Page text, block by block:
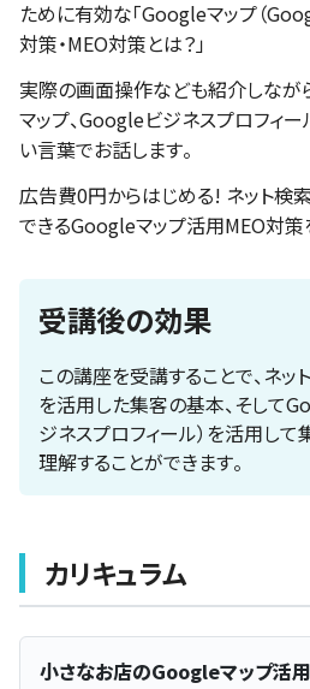
ために有効な「Googleマップ（
対策・MEO対策とは？」
実際の画面操作なども紹介しなが
マップ、Googleビジネスプロフィ
い言葉でお話します。
広告費0円からはじめる! ネット検
できるGoogleマップ活用MEO対策
受講後の効果
この講座を受講することで、ネ
を活用した集客の基本、そして
ジネスプロフィール）を活用し
理解することができます。
カリキュラム
小さなお店のGoogleマップ活